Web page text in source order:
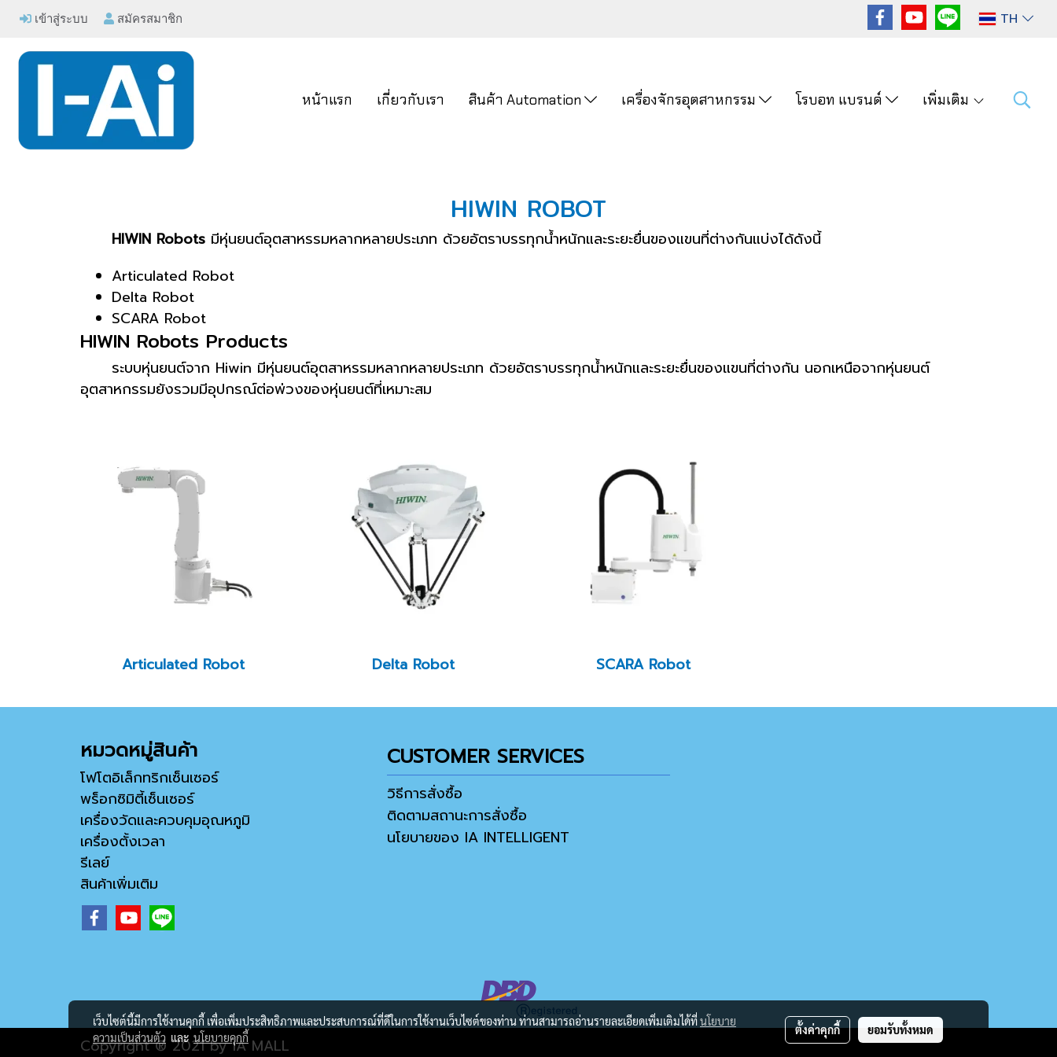
เข้าสู่ระบบ สมัครสมาชิก TH
หน้าแรก เกี่ยวกับเรา สินค้า Automation เครื่องจักรอุตสาหกรรม โรบอท แบรนด์ เพิ่มเติม
HIWIN ROBOT
HIWIN Robots มีหุ่นยนต์อุตสาหรรมหลากหลายประเภท ด้วยอัตราบรรทุกน้ำหนักและระยะยื่นของแขนที่ต่างกันแบ่งได้ดังนี้
Articulated Robot
Delta Robot
SCARA Robot
HIWIN Robots Products
ระบบหุ่นยนต์จาก Hiwin มีหุ่นยนต์อุตสาหรรมหลากหลายประเภท ด้วยอัตราบรรทุกน้ำหนักและระยะยื่นของแขนที่ต่างกัน นอกเหนือจากหุ่นยนต์
อุตสาหกรรมยังรวมมีอุปกรณ์ต่อพ่วงของหุ่นยนต์ที่เหมาะสม
Articulated Robot Delta Robot SCARA Robot
หมวดหมู่สินค้า
โฟโตอิเล็กทริกเซ็นเซอร์
พร็อกซิมิตี้เซ็นเซอร์
เครื่องวัดและควบคุมอุณหภูมิ
เครื่องตั้งเวลา
รีเลย์
สินค้าเพิ่มเติม
CUSTOMER SERVICES
วิธีการสั่งซื้อ
ติดตามสถานะการสั่งซื้อ
นโยบายของ IA INTELLIGENT
Copyright ® 2021 by IA MALL
เว็บไซต์นี้มีการใช้งานคุกกี้ เพื่อเพิ่มประสิทธิภาพและประสบการณ์ที่ดีในการใช้งานเว็บไซต์ของท่าน ท่านสามารถอ่านรายละเอียดเพิ่มเติมได้ที่นโยบาย
ความเป็นส่วนตัว และนโยบายคุกกี้
ตั้งค่าคุกกี้ ยอมรับทั้งหมด